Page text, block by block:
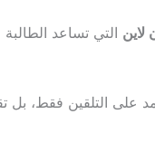
لاين التي تساعد
على التلقين فقط، بل